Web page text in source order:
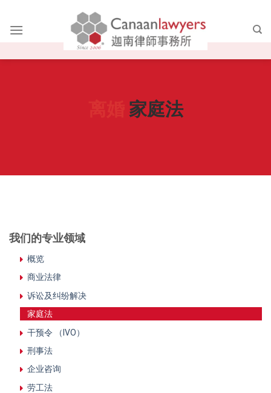
content
家庭法
我们的专业领域
概览
商业法律
诉讼及纠纷解决
家庭法
干预令 （IVO）
刑事法
企业咨询
劳工法